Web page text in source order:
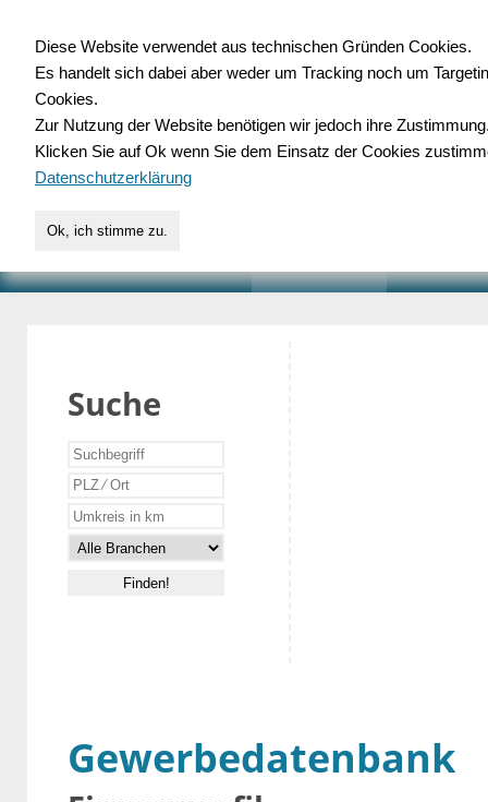
für Handwerk,
Suche
Gewerbedatenbank
Diese Website verwendet aus technischen Gründen Cookies.
Es handelt sich dabei aber weder um Tracking noch um
Cookies.
Zur Nutzung der Website benötigen wir jedoch ihre
Klicken Sie auf Ok wenn Sie dem Einsatz der Cookies
Datenschutzerklärung
Ok, ich stimme zu.